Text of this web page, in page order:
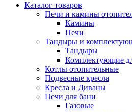
Каталог товаров
Печи и камины
Камины
Печи
Тандыры и
Тандыры
Комплектующие
Котлы отопительные
Подвесные кресла
Кресла и Диваны
Печи для бани
Газовые